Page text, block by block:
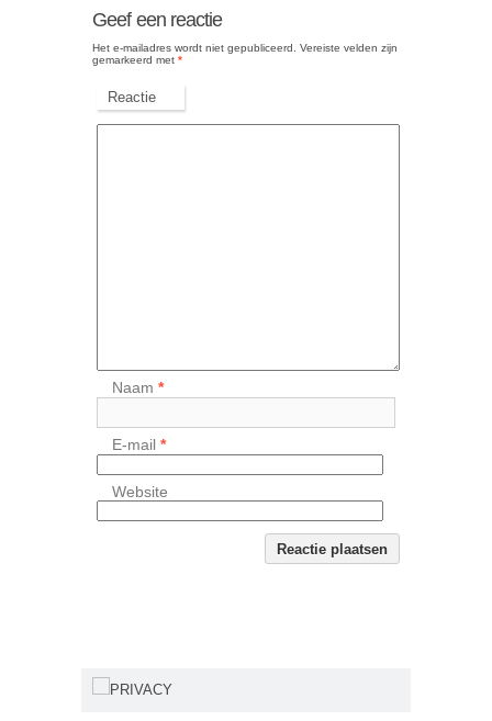
Geef een reactie
Het e-mailadres wordt niet gepubliceerd.
Vereiste velden zijn
gemarkeerd met *
Reactie
Naam*
E-mail*
Website
PRIVACY